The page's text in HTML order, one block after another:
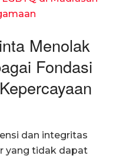
Menolak
Fondasi
dan integritas
yang tidak dapat